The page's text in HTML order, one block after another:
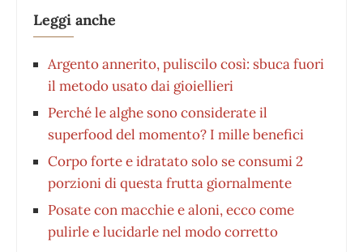
Leggi anche
Argento annerito, puliscilo così: sbuca fuori
il metodo usato dai gioiellieri
Perché le alghe sono considerate il
superfood del momento? I mille benefici
Corpo forte e idratato solo se consumi 2
porzioni di questa frutta giornalmente
Posate con macchie e aloni, ecco come
pulirle e lucidarle nel modo corretto